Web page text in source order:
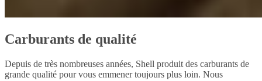
Carburants de qualité
Depuis de très nombreuses années, Shell produit des carburants de
grande qualité pour vous emmener toujours plus loin. Nous